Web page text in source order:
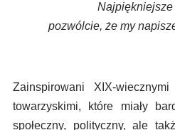
pozwólcie, że my
Zainspirowani XIX-
towarzyskimi, które miały
społeczny, polityczny, ale